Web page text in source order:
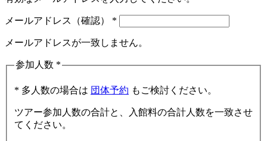
メールアドレス（確認） *
メールアドレスが一致しません。
参加人数 *
* 多人数の場合は 団体予約 もご検討ください。
ツアー参加人数の合計と、入館料の合計人数を一致させ
てください。